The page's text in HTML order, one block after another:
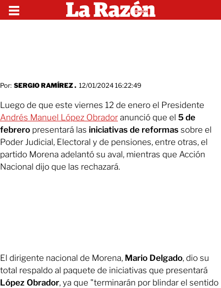
Por: SERGIO RAMÍREZ . 12/01/2024 16:22:49
Luego de que este viernes 12 de enero el Presidente
Andrés Manuel López Obrador anunció que el 5 de
febrero presentará las iniciativas de reformas sobre el
Poder Judicial, Electoral y de pensiones, entre otras, el
partido Morena adelantó su aval, mientras que Acción
Nacional dijo que las rechazará.
El dirigente nacional de Morena, Mario Delgado, dio su
total respaldo al paquete de iniciativas que presentará
López Obrador, ya que "terminarán por blindar el sentido